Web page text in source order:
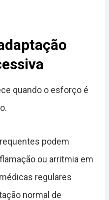
quando o esforço é
podem
ou arritmia em
regulares
normal de